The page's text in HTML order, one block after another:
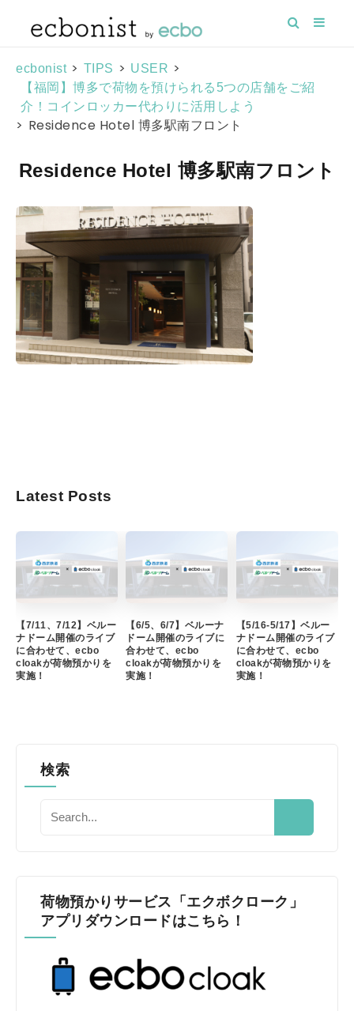
ecbonist > TIPS > USER >
【福岡】博多で荷物を預けられる5つの店舗をご紹
介！コインロッカー代わりに活用しよう
> Residence Hotel 博多駅南フロント
Residence Hotel 博多駅南フロント
Latest Posts
【7/11、7/12】ベルー
ナドーム開催のライブ
に合わせて、ecbo
cloakが荷物預かりを
実施！
【6/5、6/7】ベルーナ
ドーム開催のライブに
合わせて、ecbo
cloakが荷物預かりを
実施！
【5/16-5/17】ベルー
ナドーム開催のライブ
に合わせて、ecbo
cloakが荷物預かりを
実施！
検索
荷物預かりサービス「エクボクローク」
アプリダウンロードはこちら！